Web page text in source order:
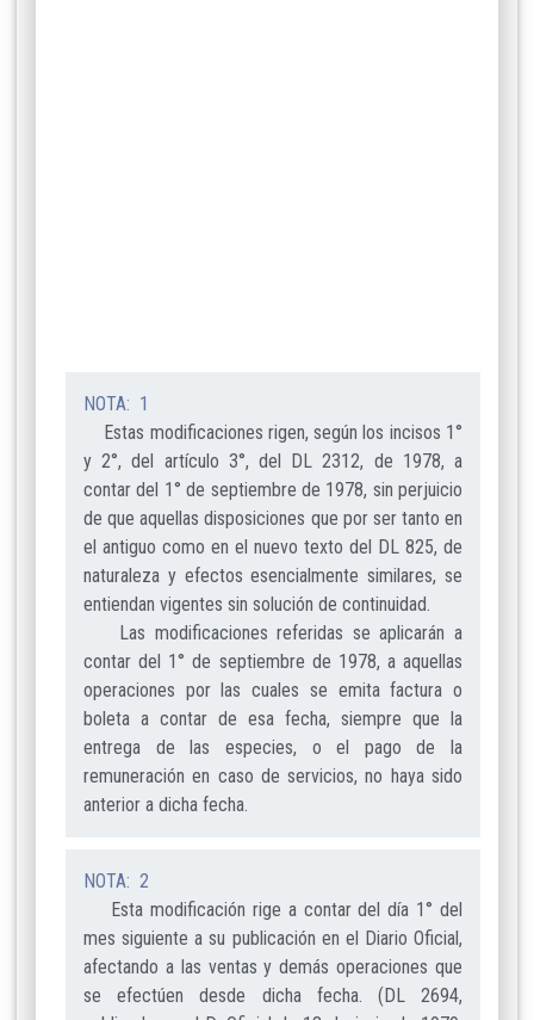
NOTA: 1
Estas modificaciones rigen, según los incisos 1°
y 2°, del artículo 3°, del DL 2312, de 1978, a
contar del 1° de septiembre de 1978, sin perjuicio
de que aquellas disposiciones que por ser tanto en
el antiguo como en el nuevo texto del DL 825, de
naturaleza y efectos esencialmente similares, se
entiendan vigentes sin solución de continuidad.
Las modificaciones referidas se aplicarán a
contar del 1° de septiembre de 1978, a aquellas
operaciones por las cuales se emita factura o
boleta a contar de esa fecha, siempre que la
entrega de las especies, o el pago de la
remuneración en caso de servicios, no haya sido
anterior a dicha fecha.
NOTA: 2
Esta modificación rige a contar del día 1° del
mes siguiente a su publicación en el Diario Oficial,
afectando a las ventas y demás operaciones que
se efectúen desde dicha fecha. (DL 2694,